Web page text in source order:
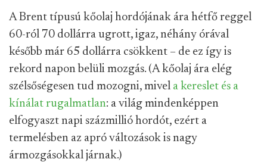
A Brent típusú kőolaj hordójának ára hétfő reggel
60-ról 70 dollárra ugrott, igaz, néhány órával
később már 65 dollárra csökkent – de ez így is
rekord napon belüli mozgás. (A kőolaj ára elég
szélsőségesen tud mozogni, mivel a kereslet és a
kínálat rugalmatlan: a világ mindenképpen
elfogyaszt napi százmillió hordót, ezért a
termelésben az apró változások is nagy
ármozgásokkal járnak.)